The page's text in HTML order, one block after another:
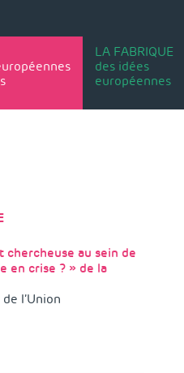
LA FABRIQUE
des idées
européennes
au sein de
en crise ? » de la
l’Union